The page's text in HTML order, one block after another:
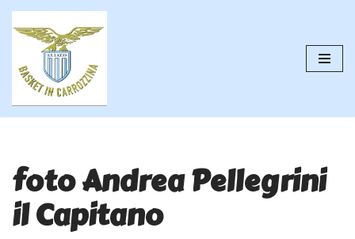
contenuto
foto Andrea Pellegrini
il Capitano